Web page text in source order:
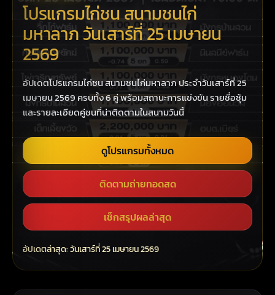
โปรแกรมไก่ชน สนามชนไก่
มหาลาภ วันเสาร์ที่ 25 เมษายน
2569
อัปเดตโปรแกรมไก่ชน สนามชนไก่มหาลาภ ประจำวันเสาร์ที่ 25
เมษายน 2569 ครบทั้ง 6 คู่ พร้อมสถานะการแข่งขัน รายชื่อซุ้ม
และรายละเอียดคู่ชนที่น่าติดตามในสนามวันนี้
ดูโปรแกรมทั้งหมด
ติดตามถ่ายทอดสด
เช็กสรุปผลล่าสุด
อัปเดตล่าสุด: วันเสาร์ที่ 25 เมษายน 2569